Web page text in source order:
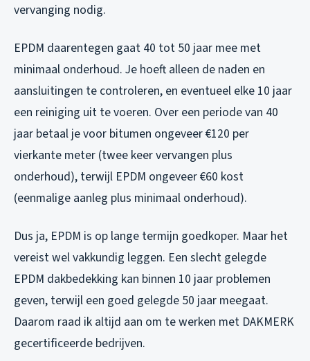
vervanging nodig.
EPDM daarentegen gaat 40 tot 50 jaar mee met
minimaal onderhoud. Je hoeft alleen de naden en
aansluitingen te controleren, en eventueel elke 10 jaar
een reiniging uit te voeren. Over een periode van 40
jaar betaal je voor bitumen ongeveer €120 per
vierkante meter (twee keer vervangen plus
onderhoud), terwijl EPDM ongeveer €60 kost
(eenmalige aanleg plus minimaal onderhoud).
Dus ja, EPDM is op lange termijn goedkoper. Maar het
vereist wel vakkundig leggen. Een slecht gelegde
EPDM dakbedekking kan binnen 10 jaar problemen
geven, terwijl een goed gelegde 50 jaar meegaat.
Daarom raad ik altijd aan om te werken met DAKMERK
gecertificeerde bedrijven.